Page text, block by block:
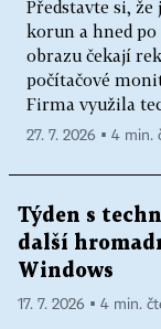
Představte si,
korun a hned
obrazu čekají
počítačové
Firma využila
27. 7. 2026 ▪ 4 min.
Týden s
další
Windows
17. 7. 2026 ▪ 4 min.